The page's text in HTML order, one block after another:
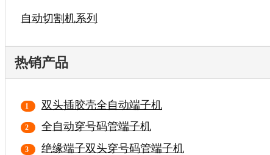
自动切割机系列
热销产品
双头插胶壳全自动端子机
全自动穿号码管端子机
绝缘端子双头穿号码管端子机